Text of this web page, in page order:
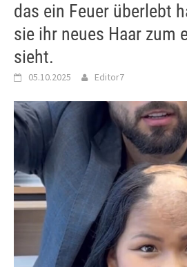
das ein Feuer überlebt
sie ihr neues Haar zum
sieht.
05.10.2025 Editor7